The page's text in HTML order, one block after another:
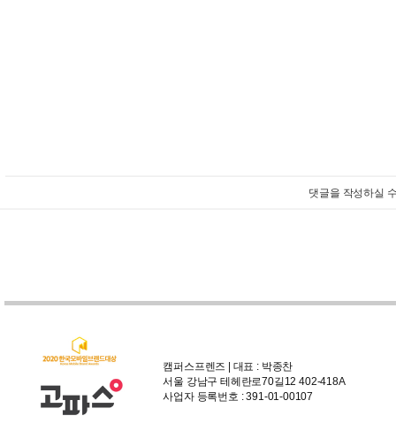
댓글을 작성하실
캠퍼스프렌즈 | 대표 : 박종찬
서울 강남구 테헤란로70길12 402-418A
사업자 등록번호 : 391-01-00107